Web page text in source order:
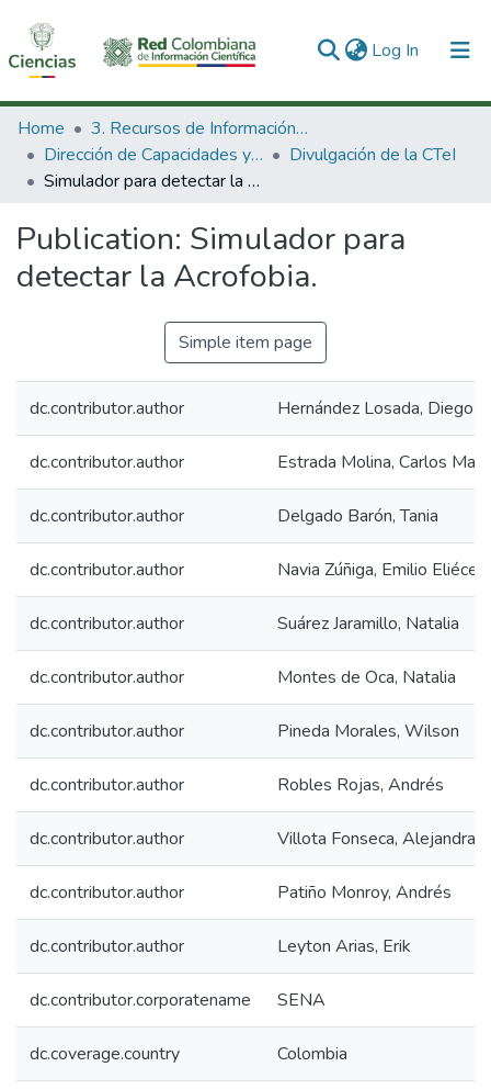
Log In (current)
Communities & Collections
All of DSpace
Home
3. Recursos de Información Científica y Tecnológica
Dirección de Capacidades y Divulgación de la CTeI
Divulgación de la CTeI
Simulador para detectar la Acrofobia.
Publication: Simulador para
detectar la Acrofobia.
Simple item page
dc.contributor.author Hernández Losada, Diego
dc.contributor.author Estrada Molina, Carlos
dc.contributor.author Delgado Barón, Tania
dc.contributor.author Navia Zúñiga, Emilio Eliécer
dc.contributor.author Suárez Jaramillo, Natalia
dc.contributor.author Montes de Oca, Natalia
dc.contributor.author Pineda Morales, Wilson
dc.contributor.author Robles Rojas, Andrés
dc.contributor.author Villota Fonseca, Alejandra
dc.contributor.author Patiño Monroy, Andrés
dc.contributor.author Leyton Arias, Erik
dc.contributor.corporatename SENA
dc.coverage.country Colombia